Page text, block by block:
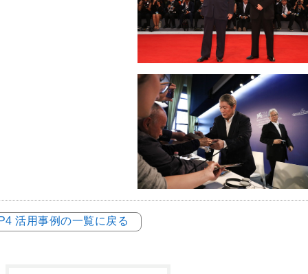
活用事例の一覧に戻る